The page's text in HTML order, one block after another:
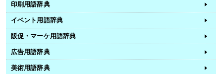
印刷用語辞典
イベント用語辞典
販促・マーケ用語辞典
広告用語辞典
美術用語辞典